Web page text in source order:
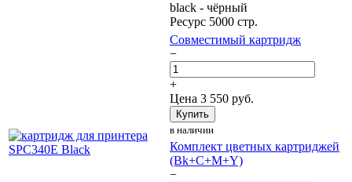
black - чёрный
Ресурс 5000 стр.
Совместимый картридж
−
+
Цена 3 550 руб.
Купить
в наличии
Комплект цветных картриджей
(Bk+C+M+Y)
−